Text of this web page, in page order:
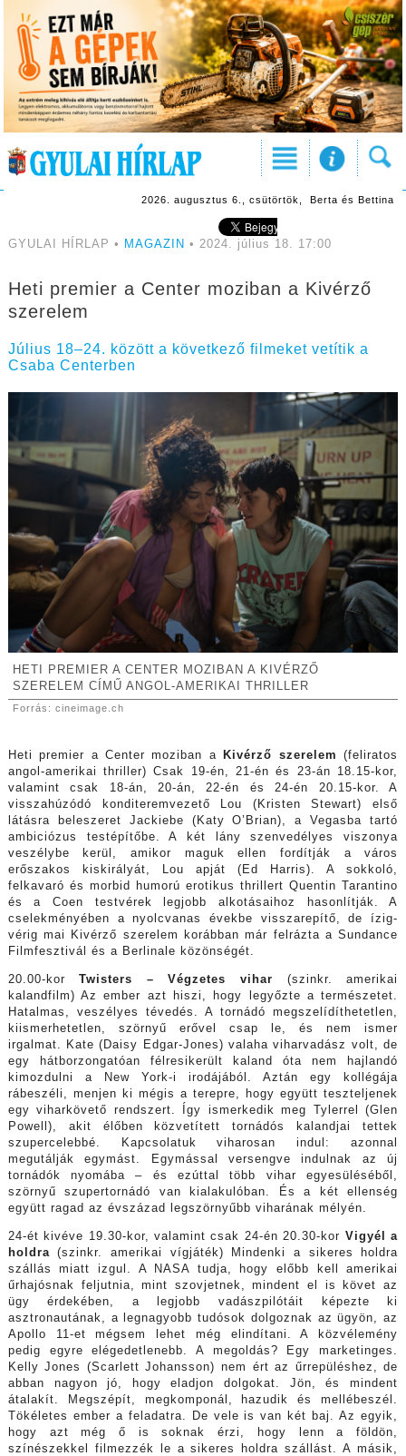
2026. augusztus 6., csütörtök, Berta és Bettina
GYULAI HÍRLAP • MAGAZIN • 2024. július 18. 17:00
Heti premier a Center moziban a Kivérző
szerelem
Július 18–24. között a következő filmeket vetítik a
Csaba Centerben
HETI PREMIER A CENTER MOZIBAN A KIVÉRZŐ
SZERELEM CÍMŰ ANGOL-AMERIKAI THRILLER
Forrás: cineimage.ch
Heti premier a Center moziban a Kivérző szerelem(feliratos
angol-amerikai thriller) Csak 19-én, 21-én és 23-án 18.15-kor,
valamint csak 18-án, 20-án, 22-én és 24-én 20.15-kor. A
visszahúzódó konditeremvezető Lou (Kristen Stewart) első
látásra beleszeret Jackiebe (Katy O’Brian), a Vegasba tartó
ambiciózus testépítőbe. A két lány szenvedélyes viszonya
veszélybe kerül, amikor maguk ellen fordítják a város
erőszakos kiskirályát, Lou apját (Ed Harris). A sokkoló,
felkavaró és morbid humorú erotikus thrillert Quentin Tarantino
és a Coen testvérek legjobb alkotásaihoz hasonlítják. A
cselekményében a nyolcvanas évekbe visszarepítő, de ízig-
vérig mai Kivérző szerelem korábban már felrázta a Sundance
Filmfesztivál és a Berlinale közönségét.
20.00-korTwisters – Végzetes vihar (szinkr. amerikai
kalandfilm) Az ember azt hiszi, hogy legyőzte a természetet.
Hatalmas, veszélyes tévedés. A tornádó megszelídíthetetlen,
kiismerhetetlen, szörnyű erővel csap le, és nem ismer
irgalmat. Kate (Daisy Edgar-Jones) valaha viharvadász volt, de
egy hátborzongatóan félresikerült kaland óta nem hajlandó
kimozdulni a New York-i irodájából. Aztán egy kollégája
rábeszéli, menjen ki mégis a terepre, hogy együtt teszteljenek
egy viharkövető rendszert. Így ismerkedik meg Tylerrel (Glen
Powell), akit élőben közvetített tornádós kalandjai tettek
szupercelebbé. Kapcsolatuk viharosan indul: azonnal
megutálják egymást. Egymással versengve indulnak az új
tornádók nyomába – és ezúttal több vihar egyesüléséből,
szörnyű szupertornádó van kialakulóban. És a két ellenség
együtt ragad az évszázad legszörnyűbb viharának mélyén.
24-ét kivéve 19.30-kor, valamint csak 24-én 20.30-kor Vigyél a
holdra(szinkr. amerikai vígjáték) Mindenki a sikeres holdra
szállás miatt izgul. A NASA tudja, hogy előbb kell amerikai
űrhajósnak feljutnia, mint szovjetnek, mindent el is követ az
ügy érdekében, a legjobb vadászpilótáit képezte ki
asztronautának, a legnagyobb tudósok dolgoznak az ügyön, az
Apollo 11-et mégsem lehet még elindítani. A közvélemény
pedig egyre elégedetlenebb. A megoldás? Egy marketinges.
Kelly Jones (Scarlett Johansson) nem ért az űrrepüléshez, de
abban nagyon jó, hogy eladjon dolgokat. Jön, és mindent
átalakít. Megszépít, megkomponál, hazudik és mellébeszél.
Tökéletes ember a feladatra. De vele is van két baj. Az egyik,
hogy azt még ő is soknak érzi, hogy lenn a földön,
színészekkel filmezzék le a sikeres holdra szállást. A másik,